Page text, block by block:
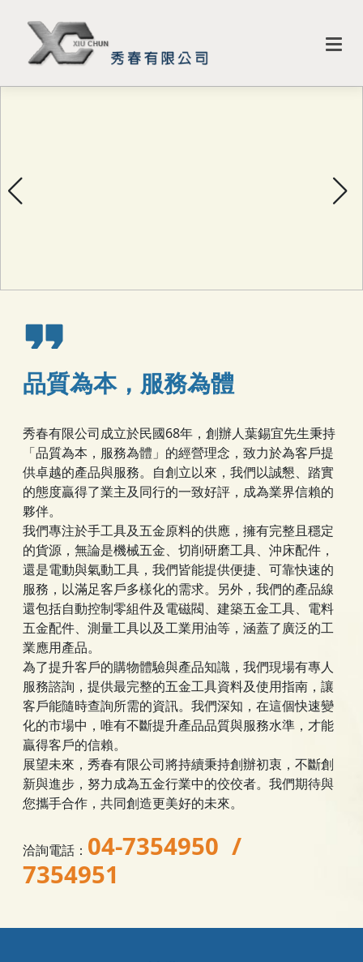
品質為本，服務為體
秀春有限公司成立於民國68年，創辦人葉錫宜先生秉持
「品質為本，服務為體」的經營理念，致力於為客戶提
供卓越的產品與服務。自創立以來，我們以誠懇、踏實
的態度贏得了業主及同行的一致好評，成為業界信賴的
夥伴。
我們專注於手工具及五金原料的供應，擁有完整且穩定
的貨源，無論是機械五金、切削研磨工具、沖床配件，
還是電動與氣動工具，我們皆能提供便捷、可靠快速的
服務，以滿足客戶多樣化的需求。另外，我們的產品線
還包括自動控制零組件及電磁閥、建築五金工具、電料
五金配件、測量工具以及工業用油等，涵蓋了廣泛的工
業應用產品。
為了提升客戶的購物體驗與產品知識，我們現場有專人
服務諮詢，提供最完整的五金工具資料及使用指南，讓
客戶能隨時查詢所需的資訊。我們深知，在這個快速變
化的市場中，唯有不斷提升產品品質與服務水準，才能
贏得客戶的信賴。
展望未來，秀春有限公司將持續秉持創辦初衷，不斷創
新與進步，努力成為五金行業中的佼佼者。我們期待與
您攜手合作，共同創造更美好的未來。
洽詢電話： 04-7354950 /
7354951